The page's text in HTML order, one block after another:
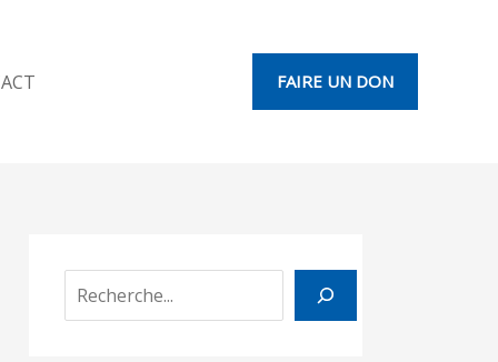
FAIRE UN DON
h